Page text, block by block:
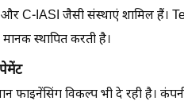
C-IASI जैसी संस्थाएं शामिल हैं।
स्थापित करती है।
फाइनेंसिंग विकल्प भी दे रही है।